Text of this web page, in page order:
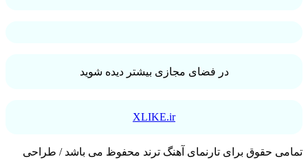
در فضای مجازی بیشتر دیده شوید
XLIKE.ir
تمامی حقوق برای تارنمای آهنگ ترند محفوظ می باشد / طراحی